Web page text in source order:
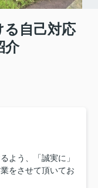
自己対応
介
よう、「誠実に」
をさせて頂いてお